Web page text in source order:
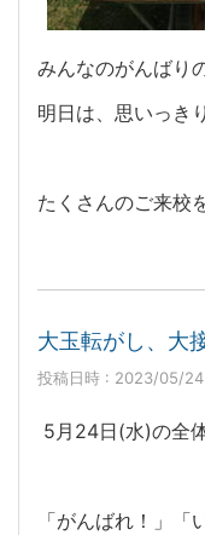
みんなのがんばり
明日は、思いっき
たくさんのご来校
大玉転がし、大
投稿日時 : 2023/05/24
5月24日(水)の全
「がんばれ！」「